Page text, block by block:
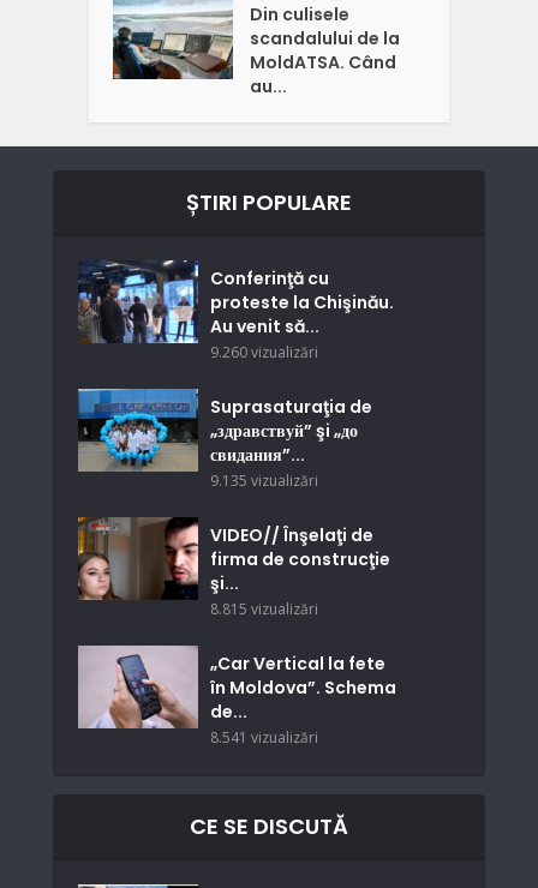
Din culisele
scandalului de la
MoldATSA. Când
au...
ȘTIRI POPULARE
Conferinţă cu
proteste la Chişinău.
Au venit să...
9.260 vizualizări
Suprasaturaţia de
„здравствуй” şi „до
свидания”...
9.135 vizualizări
VIDEO// Înşelaţi de
firma de construcţie
şi...
8.815 vizualizări
„Car Vertical la fete
în Moldova”. Schema
de...
8.541 vizualizări
CE SE DISCUTĂ